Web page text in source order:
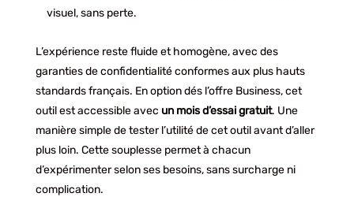
visuel, sans perte.
L’expérience reste fluide et homogène, avec des
garanties de confidentialité conformes aux plus hauts
standards français. En option dés l’offre Business, cet
outil est accessible avec un mois d’essai gratuit. Une
manière simple de tester l’utilité de cet outil avant d’aller
plus loin. Cette souplesse permet à chacun
d’expérimenter selon ses besoins, sans surcharge ni
complication.